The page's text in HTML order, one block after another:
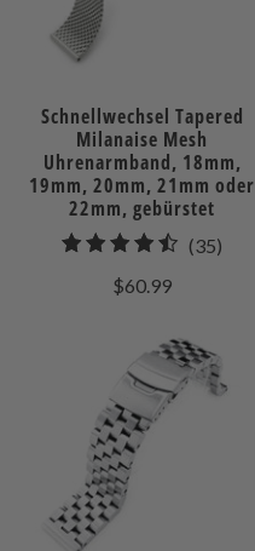
Schnellwechsel Tapered
Milanaise Mesh
Uhrenarmband, 18mm,
19mm, 20mm, 21mm oder
22mm, gebürstet
(35)
$60.99